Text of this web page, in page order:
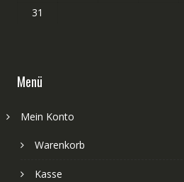
31
Menü
Mein Konto
Warenkorb
Kasse